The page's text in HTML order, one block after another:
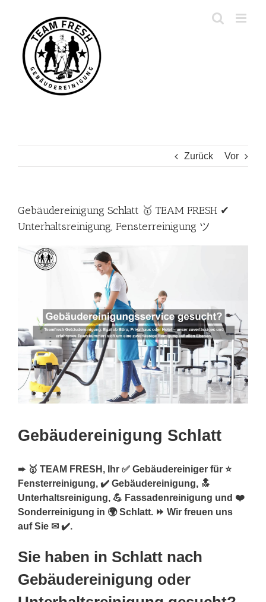
springen
Zurück Vor
Gebäudereinigung Schlatt 🥇 TEAM FRESH ✔
Unterhaltsreinigung, Fensterreinigung ツ
Gebäudereinigung Schlatt
➨ 🥇 TEAM FRESH, Ihr ✅ Gebäudereiniger für ⭐
Fensterreinigung, ✔️ Gebäudereinigung, 🔝
Unterhaltsreinigung, 💪 Fassadenreinigung und ❤️
Sonderreinigung in 🌍 Schlatt. ⏩ Wir freuen uns
auf Sie ✉ ✔️.
Sie haben in Schlatt nach
Gebäudereinigung oder